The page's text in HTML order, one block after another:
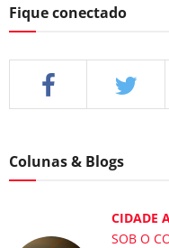
Fique conectado
Colunas & Blogs
CIDADE
SOB O